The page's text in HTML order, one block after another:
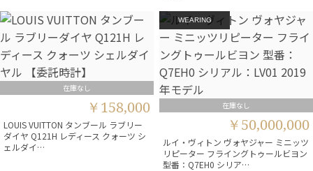
在庫なし
￥158,000
LOUIS VUITTON タンブール ラブリー
ダイヤ Q121H レディース クォーツ シ
ェルダイ…
WEARING
在庫なし
￥50,000,000
ルイ・ヴィトン ヴォヤジャー ミニッツ
リピーター フライングトゥールビヨン
型番：Q7EH0 シリア…